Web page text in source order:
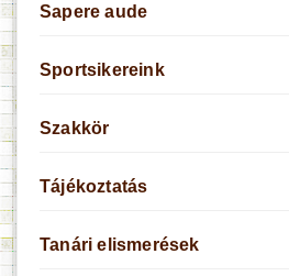
Sapere aude
Sportsikereink
Szakkör
Tájékoztatás
Tanári elismerések